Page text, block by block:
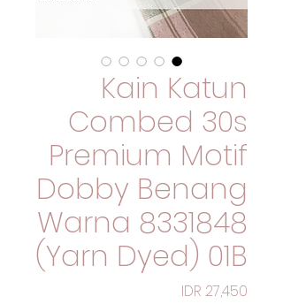
Kain Katun
Combed 30s
Premium Motif
Dobby Benang
Warna 8331848
(Yarn Dyed) 01B